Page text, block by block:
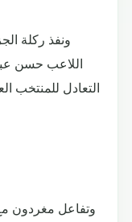
ونفذ ركلة
اللاعب حسن
وتفاعل مغردون